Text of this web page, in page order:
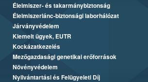
Élelmiszer- és takarmánybiztonság
Élelmiszerlánc-biztonsági laborhálózat
Járványvédelem
Kiemelt ügyek, EUTR
Kockázatkezelés
Mezőgazdasági genetikai erőforrások
Növényvédelem
Nyilvántartási és Felügyeleti Díj